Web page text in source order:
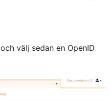
och välj sedan en OpenID